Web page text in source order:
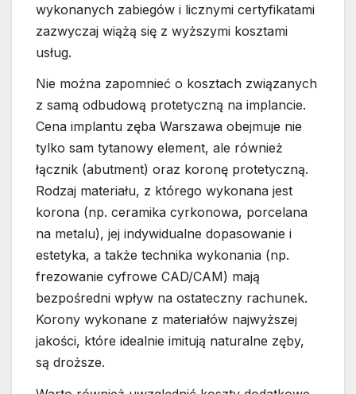
wykonanych zabiegów i licznymi certyfikatami
zazwyczaj wiążą się z wyższymi kosztami
usług.
Nie można zapomnieć o kosztach związanych
z samą odbudową protetyczną na implancie.
Cena implantu zęba Warszawa obejmuje nie
tylko sam tytanowy element, ale również
łącznik (abutment) oraz koronę protetyczną.
Rodzaj materiału, z którego wykonana jest
korona (np. ceramika cyrkonowa, porcelana
na metalu), jej indywidualne dopasowanie i
estetyka, a także technika wykonania (np.
frezowanie cyfrowe CAD/CAM) mają
bezpośredni wpływ na ostateczny rachunek.
Korony wykonane z materiałów najwyższej
jakości, które idealnie imitują naturalne zęby,
są droższe.